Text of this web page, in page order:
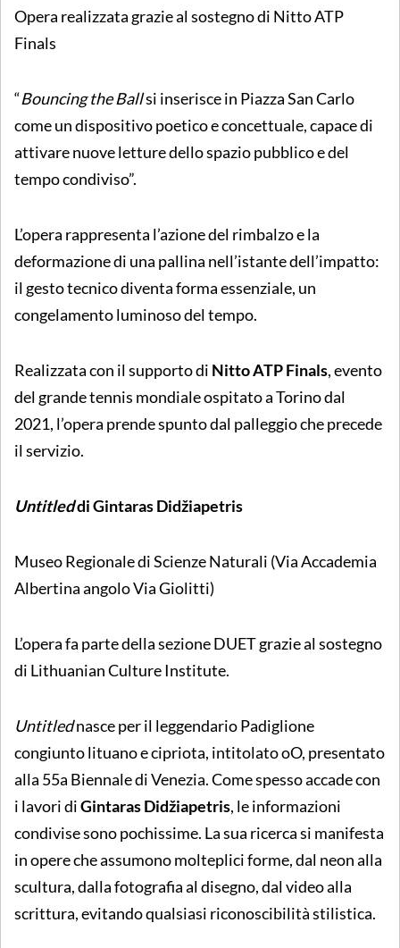
Opera realizzata grazie al sostegno di Nitto ATP
Finals
“Bouncing the Ballsi inserisce in Piazza San Carlo
come un dispositivo poetico e concettuale, capace di
attivare nuove letture dello spazio pubblico e del
tempo condiviso”.
L’opera rappresenta l’azione del rimbalzo e la
deformazione di una pallina nell’istante dell’impatto:
il gesto tecnico diventa forma essenziale, un
congelamento luminoso del tempo.
Realizzata con il supporto di Nitto ATP Finals, evento
del grande tennis mondiale ospitato a Torino dal
2021, l’opera prende spunto dal palleggio che precede
il servizio.
Untitleddi Gintaras Didžiapetris
Museo Regionale di Scienze Naturali (Via Accademia
Albertina angolo Via Giolitti)
L’opera fa parte della sezione DUET grazie al sostegno
di Lithuanian Culture Institute.
Untitlednasce per il leggendario Padiglione
congiunto lituano e cipriota, intitolato oO, presentato
alla 55a Biennale di Venezia. Come spesso accade con
i lavori diGintaras Didžiapetris, le informazioni
condivise sono pochissime. La sua ricerca si manifesta
in opere che assumono molteplici forme, dal neon alla
scultura, dalla fotografia al disegno, dal video alla
scrittura, evitando qualsiasi riconoscibilità stilistica.